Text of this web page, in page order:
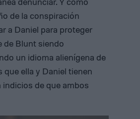
de la conspiración
a Daniel para proteger
de Blunt siendo
un idioma alienígena de
ella y Daniel tienen
indicios de que ambos